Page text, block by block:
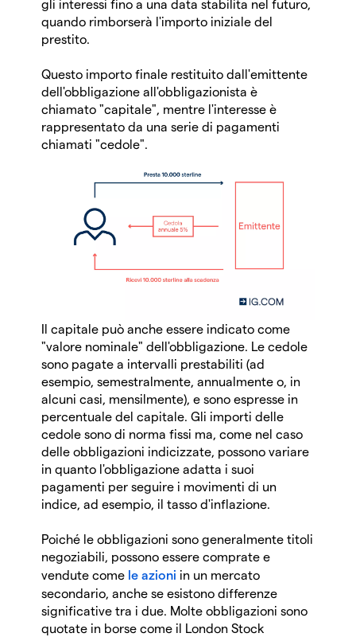
gli interessi fino a una data stabilita nel futuro,
quando rimborserà l'importo iniziale del
prestito.
Questo importo finale restituito dall'emittente
dell'obbligazione all'obbligazionista è
chiamato "capitale", mentre l'interesse è
rappresentato da una serie di pagamenti
chiamati "cedole".
Il capitale può anche essere indicato come
"valore nominale" dell'obbligazione. Le cedole
sono pagate a intervalli prestabiliti (ad
esempio, semestralmente, annualmente o, in
alcuni casi, mensilmente), e sono espresse in
percentuale del capitale. Gli importi delle
cedole sono di norma fissi ma, come nel caso
delle obbligazioni indicizzate, possono variare
in quanto l'obbligazione adatta i suoi
pagamenti per seguire i movimenti di un
indice, ad esempio, il tasso d'inflazione.
Poiché le obbligazioni sono generalmente titoli
negoziabili, possono essere comprate e
vendute come le azioni in un mercato
secondario, anche se esistono differenze
significative tra i due. Molte obbligazioni sono
quotate in borse come il London Stock